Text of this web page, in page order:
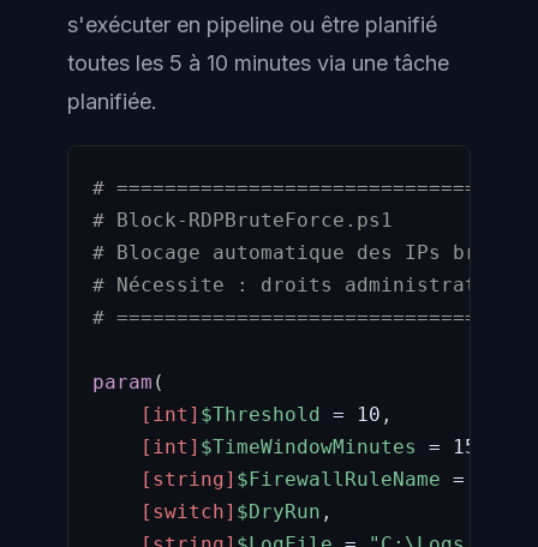
s'exécuter en pipeline ou être planifié
toutes les 5 à 10 minutes via une tâche
planifiée.
#
# Block-RDPBruteForce.ps1
# Blocage automatique des IPs
# Nécessite : droits administrateur
#
param (
[int] $Threshold = 10 ,
[int] $TimeWindowMinutes = 15
[string] $FirewallRuleName =
[switch] $DryRun ,